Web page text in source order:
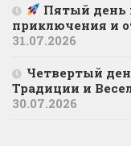
Пятый день
приключения и
31.07.2026
Четвертый
Традиции и
30.07.2026